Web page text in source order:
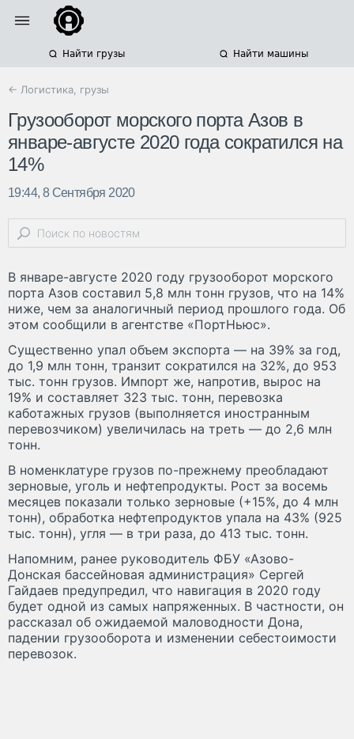
Найти грузы Найти машины
← Логистика, грузы
Грузооборот морского порта Азов в
январе-августе 2020 года сократился на
14%
19:44, 8 Сентября 2020
В январе-августе 2020 году грузооборот морского
порта Азов составил 5,8 млн тонн грузов, что на 14%
ниже, чем за аналогичный период прошлого года. Об
этом сообщили в агентстве «ПортНьюс».
Существенно упал объем экспорта — на 39% за год,
до 1,9 млн тонн, транзит сократился на 32%, до 953
тыс. тонн грузов. Импорт же, напротив, вырос на
19% и составляет 323 тыс. тонн, перевозка
каботажных грузов (выполняется иностранным
перевозчиком) увеличилась на треть — до 2,6 млн
тонн.
В номенклатуре грузов по-прежнему преобладают
зерновые, уголь и нефтепродукты. Рост за восемь
месяцев показали только зерновые (+15%, до 4 млн
тонн), обработка нефтепродуктов упала на 43% (925
тыс. тонн), угля — в три раза, до 413 тыс. тонн.
Напомним, ранее руководитель ФБУ «Азово-
Донская бассейновая администрация» Сергей
Гайдаев предупредил, что навигация в 2020 году
будет одной из самых напряженных. В частности, он
рассказал об ожидаемой маловодности Дона,
падении грузооборота и изменении себестоимости
перевозок.